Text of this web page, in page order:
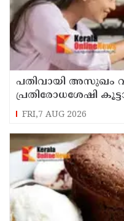
പതിവായി അസുഖം
പ്രതിരോധശേഷി
കൊടുക്കൂ
FRI,7 AUG 2026